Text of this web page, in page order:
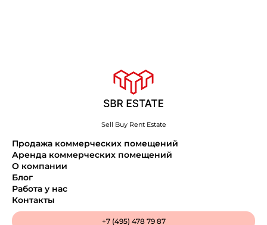
Sell Buy Rent Estate
Продажа коммерческих помещений
Аренда коммерческих помещений
О компании
Блог
Работа у нас
Контакты
+7 (495) 478 79 87